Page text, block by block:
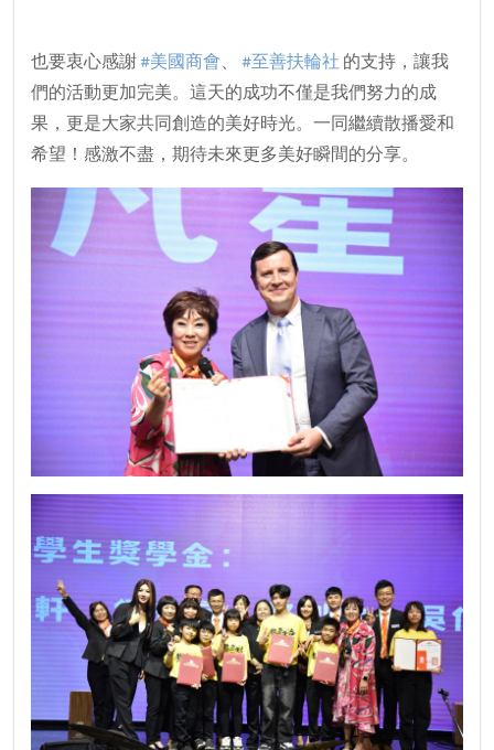
也要衷心感謝#美國商會、#至善扶輪社 的支持，讓我
們的活動更加完美。這天的成功不僅是我們努力的成
果，更是大家共同創造的美好時光。一同繼續散播愛和
希望！感激不盡，期待未來更多美好瞬間的分享。